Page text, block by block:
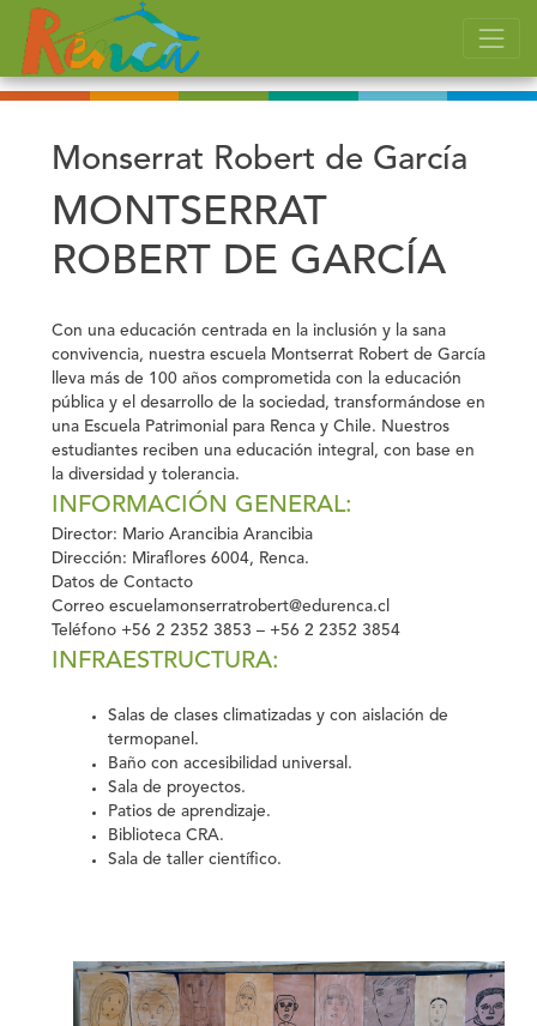
Monserrat Robert de García
MONTSERRAT
ROBERT DE GARCÍA
Con una educación centrada en la inclusión y la sana
convivencia, nuestra escuela Montserrat Robert de García
lleva más de 100 años comprometida con la educación
pública y el desarrollo de la sociedad, transformándose en
una Escuela Patrimonial para Renca y Chile. Nuestros
estudiantes reciben una educación integral, con base en
la diversidad y tolerancia.
INFORMACIÓN GENERAL:
Director: Mario Arancibia Arancibia
Dirección: Miraflores 6004, Renca.
Datos de Contacto
Correoescuelamonserratrobert@edurenca.cl
Teléfono+56 2 2352 3853 – +56 2 2352 3854
INFRAESTRUCTURA:
Salas de clases climatizadas y con aislación de
termopanel.
Baño con accesibilidad universal.
Sala de proyectos.
Patios de aprendizaje.
Biblioteca CRA.
Sala de taller científico.